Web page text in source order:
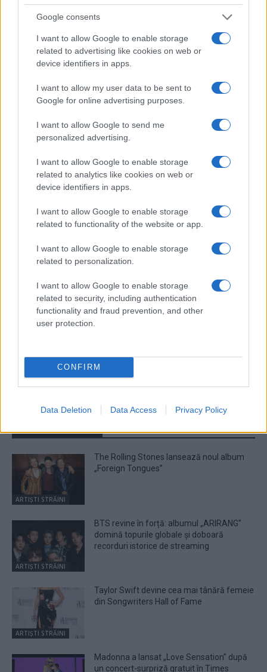
Google consents
I want to allow Google to enable storage
related to advertising like cookies on web or
device identifiers in apps.
I want to allow my user data to be sent to
Google for online advertising purposes.
I want to allow Google to send me
personalized advertising.
I want to allow Google to enable storage
related to analytics like cookies on web or
device identifiers in apps.
I want to allow Google to enable storage
related to functionality of the website or app.
I want to allow Google to enable storage
related to personalization.
I want to allow Google to enable storage
related to security, including authentication
functionality and fraud prevention, and other
user protection.
CONFIRM
Data Deletion Data Access Privacy Policy
dance like we're making love
muzica
muzica 2015
muzica iulie
muzica iulie 2015
videoclip dance like we're making love
Disturbed va susţine primul
concert din ultimii patru ani
Ana-Maria Barnoschi, cerută
de nevastă la castingul
Iulian Ioncea
https://www.traiestemuzica.ro
Cu o experiență de aproape 10 ani în presă, Iulian Ioncea a
debutat la ziarul Adevărul de Seară în anul 2009. După câteva
luni, a făcut pasul către ziarul Adevărul, iar în anul 2012 s-a
mutat la site-ul eva.ro. În 2013 a pus bazele site-ului
online la Cat Music. E-mail:iulian.ioncea@traiestemuzica.ro
ARTICOLE SIMILARE
ARTIȘTI STRĂINI
The Rolling Stones lansează noul album
„Foreign Tongues”
ARTIȘTI STRĂINI
BTS revine în forță: albumul „ARIRANG”
domină topurile globale și doboară
recorduri istorice de streaming
ARTIȘTI STRĂINI
Taylor Swift devine cea mai tânără femeie
din Songwriters Hall of Fame
Madonna a lansat „Love Sensation” după
un concert-surpriză gratuit în Times